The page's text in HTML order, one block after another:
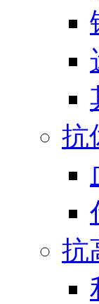
抗
抗